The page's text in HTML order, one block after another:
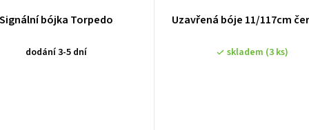
Signální bójka Torpedo
dodání 3-5 dní
Uzavřená bóje 11/117cm
skladem (3 ks)